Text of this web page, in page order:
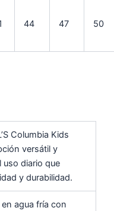
44 47 50
Columbia Kids
versátil y
uso diario que
y durabilidad.
agua fría con